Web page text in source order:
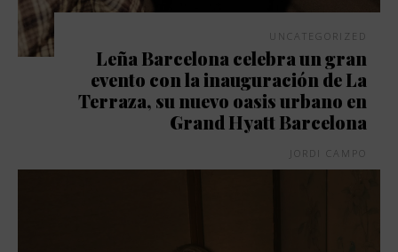
UNCATEGORIZED
Leña Barcelona celebra un gran
evento con la inauguración de La
Terraza, su nuevo oasis urbano en
Grand Hyatt Barcelona
JORDI CAMPO